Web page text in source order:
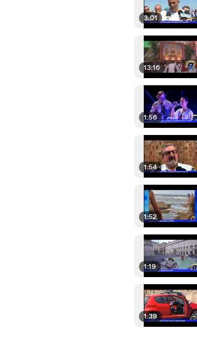
3:01
13:16
1:56
1:54
1:52
1:19
1:39